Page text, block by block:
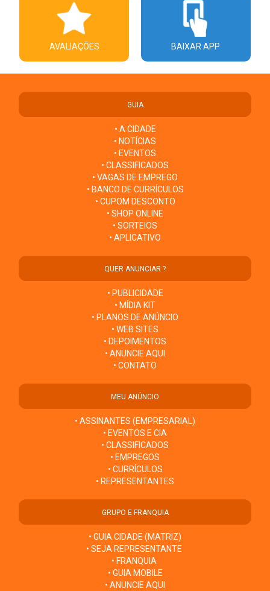
AVALIAÇÕES BAIXAR APP
GUIA
• A CIDADE
• NOTÍCIAS
• EVENTOS
• CLASSIFICADOS
• VAGAS DE EMPREGO
• BANCO DE CURRÍCULOS
• CUPOM DESCONTO
• SHOP ONLINE
• SORTEIOS
• APLICATIVO
QUER ANUNCIAR ?
• PUBLICIDADE
• MÍDIA KIT
• PLANOS DE ANÚNCIO
• WEB SITES
• DEPOIMENTOS
• ANUNCIE AQUI
• CONTATO
MEU ANÚNCIO
• ASSINANTES (EMPRESARIAL)
• EVENTOS E CIA
• CLASSIFICADOS
• EMPREGOS
• CURRÍCULOS
• REPRESENTANTES
GRUPO E FRANQUIA
• GUIA CIDADE (MATRIZ)
• SEJA REPRESENTANTE
• FRANQUIA
• GUIA MOBILE
• ANUNCIE AQUI